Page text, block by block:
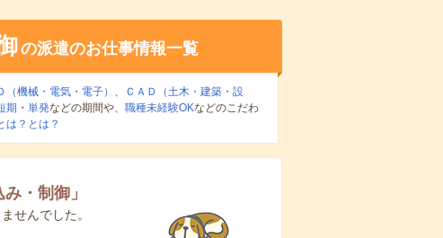
の派遣のお仕事情報一覧
（機械・電気・電子） 、
ＣＡＤ（土木・建築・設
期 ・ 単発などの期間や、 職種未経験OKなどのこだわ
は？とは？
み・制御 」
せんでした。